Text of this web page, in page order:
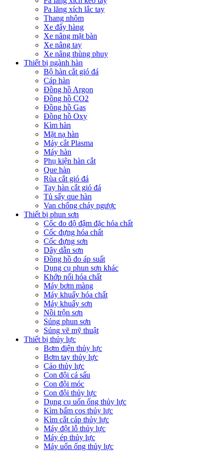
Pa lăng xích lắc tay
Thang nhôm
Xe đẩy hàng
Xe nâng mặt bàn
Xe nâng tay
Xe nâng thùng phuy
Thiết bị ngành hàn
Bộ hàn cắt gió đá
Cáp hàn
Đồng hồ Argon
Đồng hồ CO2
Đồng hồ Gas
Đồng hồ Oxy
Kìm hàn
Mặt nạ hàn
Máy cắt Plasma
Máy hàn
Phụ kiện hàn cắt
Que hàn
Rùa cắt gió đá
Tay hàn cắt gió đá
Tủ sấy que hàn
Van chống cháy ngược
Thiết bị phun sơn
Cốc đo độ đậm đặc hóa chất
Cốc đựng hóa chất
Cốc đựng sơn
Dây dẫn sơn
Đồng hồ đo áp suất
Dụng cụ phun sơn khác
Khớp nối hóa chất
Máy bơm màng
Máy khuấy hóa chất
Máy khuấy sơn
Nồi trộn sơn
Súng phun sơn
Súng vẽ mỹ thuật
Thiết bị thủy lực
Bơm điện thủy lực
Bơm tay thủy lực
Cảo thủy lực
Con đội cá sấu
Con đội móc
Con đội thủy lực
Dụng cụ uốn ống thủy lực
Kìm bấm cos thủy lực
Kìm cắt cáp thủy lực
Máy đột lỗ thủy lực
Máy ép thủy lực
Máy uốn ống thủy lực